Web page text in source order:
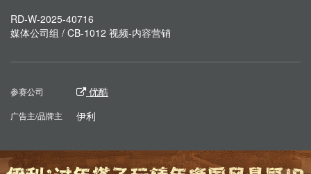
RD-W-2025-40716
媒体公司组 / CB-1012 视频-内容营销
参赛公司 优酷
广告主/品牌主 伊利